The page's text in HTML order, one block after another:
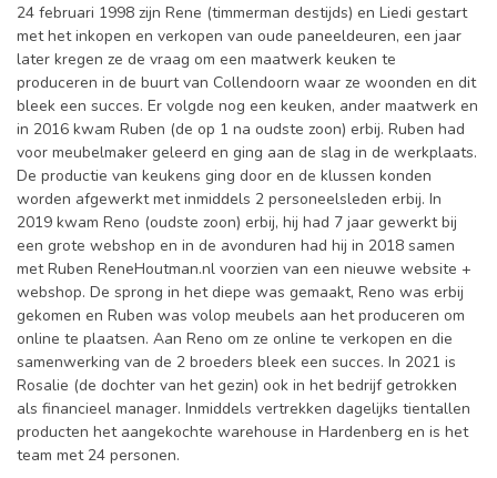
24 februari 1998 zijn Rene (timmerman destijds) en Liedi gestart
met het inkopen en verkopen van oude paneeldeuren, een jaar
later kregen ze de vraag om een maatwerk keuken te
produceren in de buurt van Collendoorn waar ze woonden en dit
bleek een succes. Er volgde nog een keuken, ander maatwerk en
in 2016 kwam Ruben (de op 1 na oudste zoon) erbij. Ruben had
voor meubelmaker geleerd en ging aan de slag in de werkplaats.
De productie van keukens ging door en de klussen konden
worden afgewerkt met inmiddels 2 personeelsleden erbij. In
2019 kwam Reno (oudste zoon) erbij, hij had 7 jaar gewerkt bij
een grote webshop en in de avonduren had hij in 2018 samen
met Ruben ReneHoutman.nl voorzien van een nieuwe website +
webshop. De sprong in het diepe was gemaakt, Reno was erbij
gekomen en Ruben was volop meubels aan het produceren om
online te plaatsen. Aan Reno om ze online te verkopen en die
samenwerking van de 2 broeders bleek een succes. In 2021 is
Rosalie (de dochter van het gezin) ook in het bedrijf getrokken
als financieel manager. Inmiddels vertrekken dagelijks tientallen
producten het aangekochte warehouse in Hardenberg en is het
team met 24 personen.